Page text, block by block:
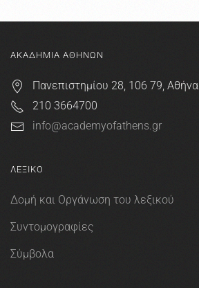
ΑΚΑΔΗΜΙΑ ΑΘΗΝΩΝ
Πανεπιστημίου 28, 106 79, Αθήνα
210 3664700
info@academyofathens.gr
ΛΕΞΙΚΟ
Δομή και Οργάνωση του λεξικού
Συντομογραφίες
Σύμβολα